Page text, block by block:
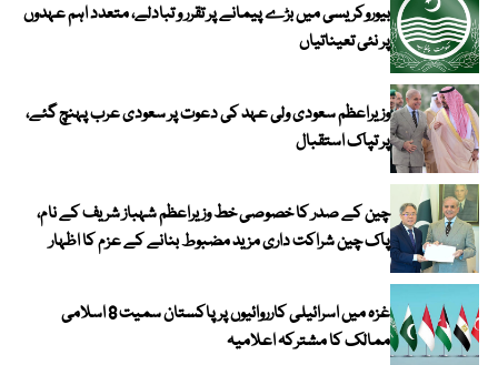
بیوروکریسی میں بڑے پیمانے پر تقرر و تبادلے، متعدد اہم عہدوں
پر نئی تعیناتیاں
وزیراعظم سعودی ولی عہد کی دعوت پر سعودی عرب پہنچ گئے،
پر تپاک استقبال
چین کے صدر کا خصوصی خط وزیراعظم شہباز شریف کے نام،
پاک چین شراکت داری مزید مضبوط بنانے کے عزم کا اظہار
غزہ میں اسرائیلی کارروائیوں پر پاکستان سمیت 8 اسلامی
ممالک کا مشترکہ اعلامیہ